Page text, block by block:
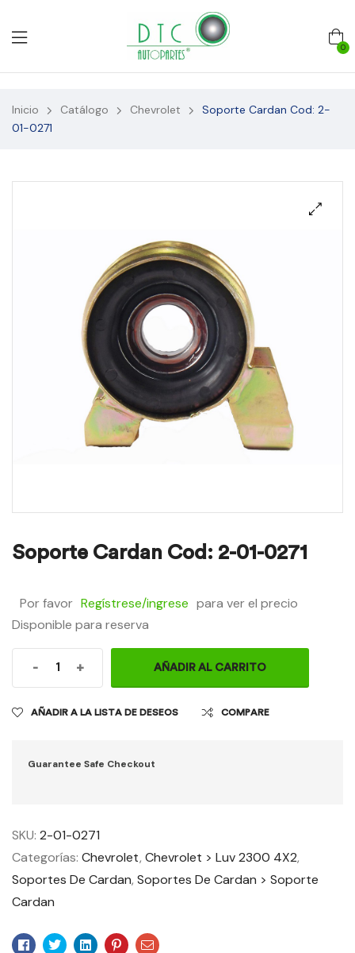
0
Inicio Catálogo Chevrolet
Soporte Cardan Cod: 2-
01-0271
Soporte Cardan Cod: 2-01-0271
Por favor Regístrese/ingrese para ver el precio
Disponible para reserva
- + AÑADIR AL CARRITO
AÑADIR A LA LISTA DE DESEOS COMPARE
Guarantee Safe Checkout
SKU: 2-01-0271
Categorías: Chevrolet, Chevrolet > Luv 2300 4X2,
Soportes De Cardan, Soportes De Cardan > Soporte
Cardan
Facebook
TwitterLinkedinPinterest
Email